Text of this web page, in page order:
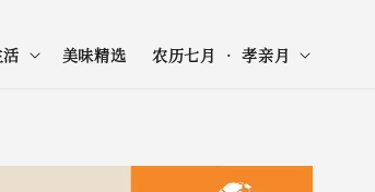
美味精选 农历七月 • 孝亲月